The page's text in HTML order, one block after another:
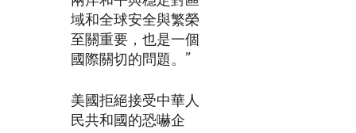
域和全球安全與繁榮
至關重要，也是一個
國際關切的問題。”
美國拒絕接受中華人
民共和國的恐嚇企